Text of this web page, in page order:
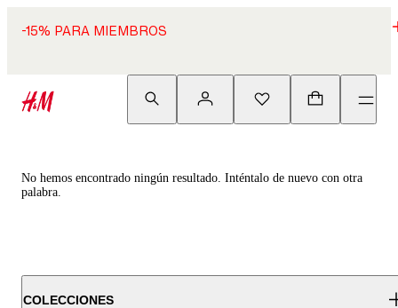
-15% PARA MIEMBROS
No hemos encontrado ningún resultado. Inténtalo de nuevo con otra
palabra.
COLECCIONES